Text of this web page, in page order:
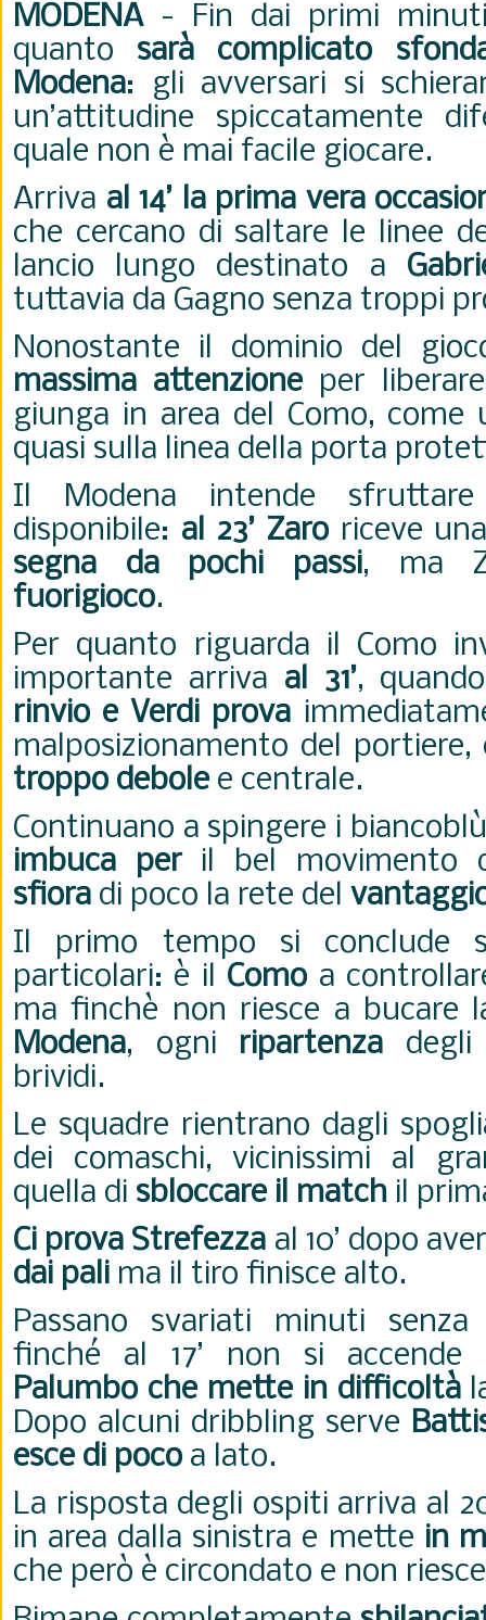
MODENA - Fin dai primi
quanto sarà complicato
Modena: gli avversari si
un’attitudine spiccatamente
quale non è mai facile giocare.
Arriva al 14’ la prima vera
che cercano di saltare le linee
lancio lungo destinato a
tuttavia da Gagno senza troppi
Nonostante il dominio del
massima attenzioneper liberare
giunga in area del Como, come
quasi sulla linea della porta
Il Modena intende sfruttare
disponibile: al 23’ Zaroriceve
segna da pochi passi, ma
fuorigioco.
Per quanto riguarda il Como
importante arriva al 31’,
rinvio e Verdi prova
malposizionamento del portiere,
troppo debolee centrale.
Continuano a spingere i
imbuca peril bel movimento
sfiora di poco la rete del
Il primo tempo si conclude
particolari: è il Comoa
ma finchè non riesce a bucare
Modena, ogni ripartenza degli
brividi.
Le squadre rientrano dagli
dei comaschi, vicinissimi al
quella di sbloccare il match il
Ci prova Strefezza al 10’ dopo
dai pali ma il tiro finisce alto.
Passano svariati minuti senza
finché al 17’ non si
Palumbo che mette in difficoltà
Dopo alcuni dribbling serve
esce di pocoa lato.
La risposta degli ospiti arriva al
in area dalla sinistra e mette in
che però è circondato e non